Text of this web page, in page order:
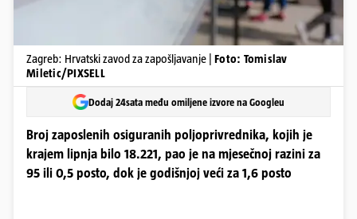
Zagreb: Hrvatski zavod za zapošljavanje | Foto: Tomislav
Miletic/PIXSELL
Dodaj 24sata među omiljene izvore na Googleu
Broj zaposlenih osiguranih poljoprivrednika, kojih je
krajem lipnja bilo 18.221, pao je na mjesečnoj razini za
95 ili 0,5 posto, dok je godišnjoj veći za 1,6 posto